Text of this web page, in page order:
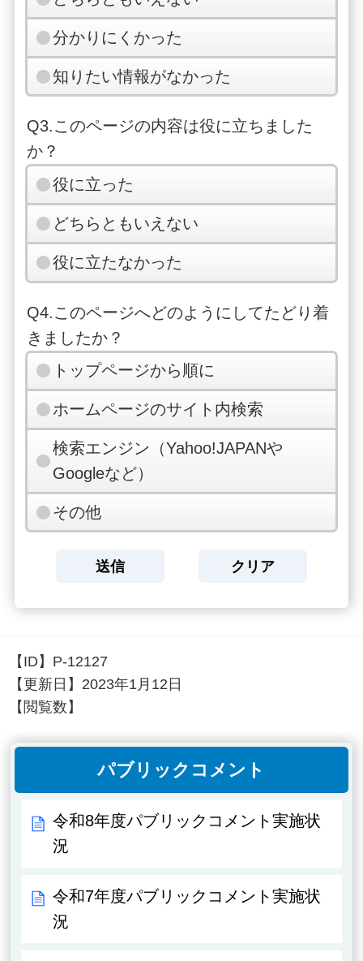
分かりにくかった
知りたい情報がなかった
Q3.このページの内容は役に立ちました
か？
役に立った
どちらともいえない
役に立たなかった
Q4.このページへどのようにしてたどり着
きましたか？
トップページから順に
ホームページのサイト内検索
検索エンジン（Yahoo!JAPANや
Googleなど）
その他
【ID】 P-12127
【更新日】 2023年1月12日
【閲覧数】
パブリックコメント
令和8年度パブリックコメント実施状
況
令和7年度パブリックコメント実施状
況